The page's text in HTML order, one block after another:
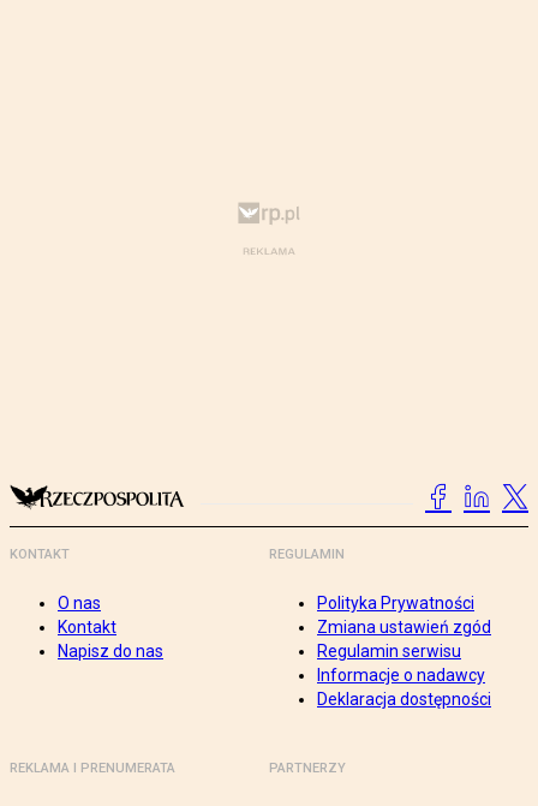
KONTAKT
O nas
Kontakt
Napisz do nas
REGULAMIN
Polityka Prywatności
Zmiana ustawień zgód
Regulamin serwisu
Informacje o nadawcy
Deklaracja dostępności
REKLAMA I PRENUMERATA PARTNERZY